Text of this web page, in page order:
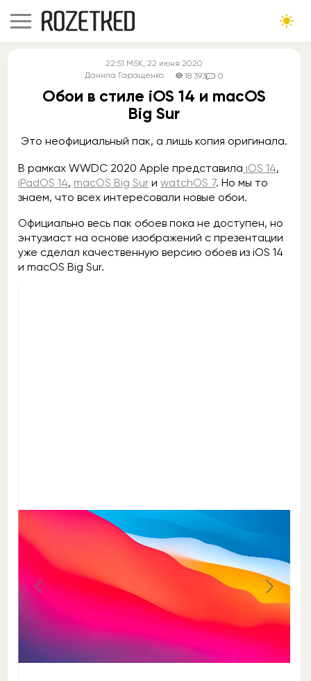
22:51 MSK, 22 июня 2020
Данила Гаращенко
18 393 0
Обои в стиле iOS 14 и macOS
Big Sur
Это неофициальный пак, а лишь копия оригинала.
В рамках WWDC 2020 Apple представила iOS 14,
iPadOS 14, macOS Big Sur и watchOS 7. Но мы то
знаем, что всех интересовали новые обои.
Официально весь пак обоев пока не доступен, но
энтузиаст на основе изображений с презентации
уже сделал качественную версию обоев из iOS 14
и macOS Big Sur.